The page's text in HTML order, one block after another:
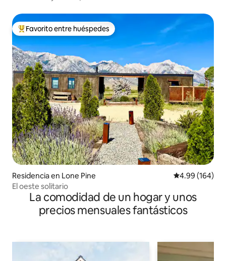
De los mejores en Favorito entre huéspedes
Favorito entre huéspedes
Residencia en Lone Pine Calificación
4.99 (164)
El oeste solitario
La comodidad de un hogar y unos
precios mensuales fantásticos